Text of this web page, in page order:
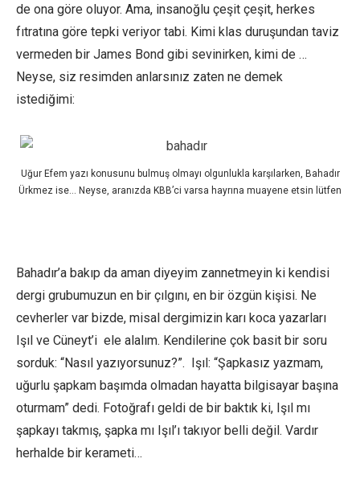
de ona göre oluyor. Ama, insanoğlu çeşit çeşit, herkes
fıtratına göre tepki veriyor tabi. Kimi klas duruşundan taviz
vermeden bir James Bond gibi sevinirken, kimi de …
Neyse, siz resimden anlarsınız zaten ne demek
istediğimi:
Uğur Efem yazı konusunu bulmuş olmayı olgunlukla karşılarken, Bahadır
Ürkmez ise… Neyse, aranızda KBB’ci varsa hayrına muayene etsin lütfen
Bahadır’a bakıp da aman diyeyim zannetmeyin ki kendisi
dergi grubumuzun en bir çılgını, en bir özgün kişisi. Ne
cevherler var bizde, misal dergimizin karı koca yazarları
Işıl ve Cüneyt’i ele alalım. Kendilerine çok basit bir soru
sorduk: “Nasıl yazıyorsunuz?”. Işıl: “Şapkasız yazmam,
uğurlu şapkam başımda olmadan hayatta bilgisayar başına
oturmam” dedi. Fotoğrafı geldi de bir baktık ki, Işıl mı
şapkayı takmış, şapka mı Işıl’ı takıyor belli değil. Vardır
herhalde bir kerameti…